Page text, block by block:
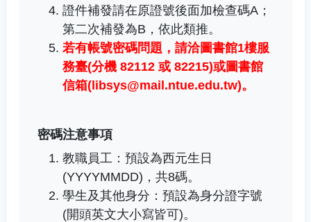
證件補發請在原證號後面加檢查碼A；
第二次補發為B，依此類推。
若有帳號密碼問題， 請洽圖書館1樓服
務臺(分機 82112 或 82215)或圖書館
信箱(libsys@mail.ntue.edu.tw)。
密碼注意事項
教職員工：預設為西元生日
(YYYYMMDD)，共8碼。
學生及其他身分：預設為身分證字號
(開頭英文大小寫皆可)。